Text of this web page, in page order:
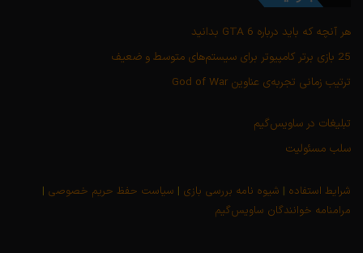
هر آنچه که باید درباره GTA 6 بدانید
25 بازی برتر کامپیوتر برای سیستم‌های متوسط و ضعیف
ترتیب زمانی تجربه‌ی عناوین God of War
تبلیغات در ساویس‌گیم
سلب مسئولیت
شرایط استفاده | شیوه نامه بررسی بازی | سیاست حفظ حریم خصوصی |
مرامنامه خوانندگان ساویس‌گیم